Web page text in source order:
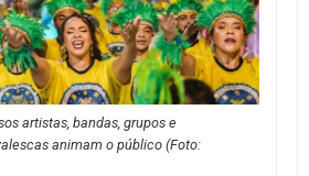
artistas, bandas, grupos e
animam o público (Foto: